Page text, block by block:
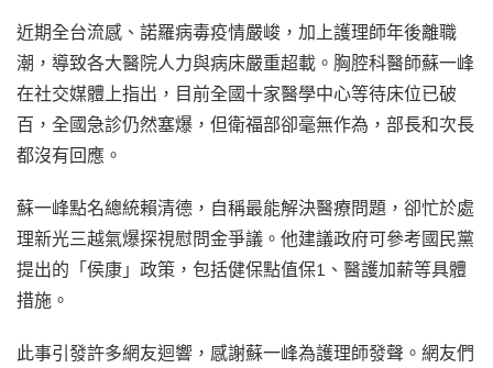
近期全台流感、諾羅病毒疫情嚴峻，加上護理師年後離職
潮，導致各大醫院人力與病床嚴重超載。胸腔科醫師蘇一峰
在社交媒體上指出，目前全國十家醫學中心等待床位已破
百，全國急診仍然塞爆，但衛福部卻毫無作為，部長和次長
都沒有回應。
蘇一峰點名總統賴清德，自稱最能解決醫療問題，卻忙於處
理新光三越氣爆探視慰問金爭議。他建議政府可參考國民黨
提出的「侯康」政策，包括健保點值保1、醫護加薪等具體
措施。
此事引發許多網友迴響，感謝蘇一峰為護理師發聲。網友們